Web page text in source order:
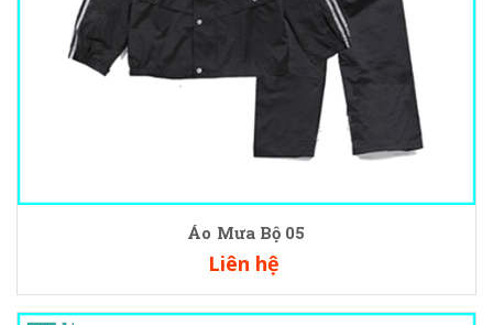
Áo Mưa Bộ 05
Liên hệ